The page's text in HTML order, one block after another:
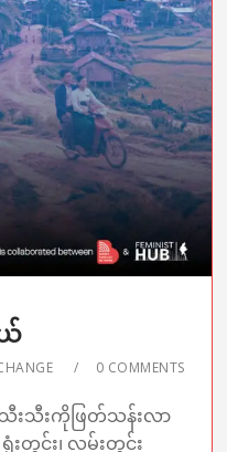
0 COMMENTS
းသီးကိုဖြတ်သန်းလာ
းတွင်း၊ လမ်းတွင်း